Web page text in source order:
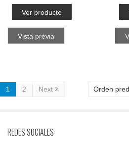
Ver producto
Vista previa
1 2 Next
REDES SOCIALES